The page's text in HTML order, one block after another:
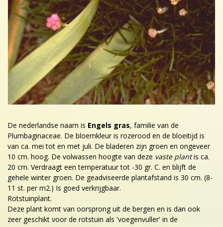
De nederlandse naam is Engels gras, familie van de
Plumbaginaceae. De bloemkleur is rozerood en de bloeitijd is
van ca. mei tot en met juli. De bladeren zijn groen en ongeveer
10 cm. hoog. De volwassen hoogte van deze vaste plantis ca.
20 cm. Verdraagt een temperatuur tot -30 gr. C. en blijft de
gehele winter groen. De geadviseerde plantafstand is 30 cm. (8-
11 st. per m2.) Is goed verkrijgbaar.
Rotstuinplant.
Deze plant komt van oorsprong uit de bergen en is dan ook
zeer geschikt voor de rotstuin als 'voegenvuller' in de